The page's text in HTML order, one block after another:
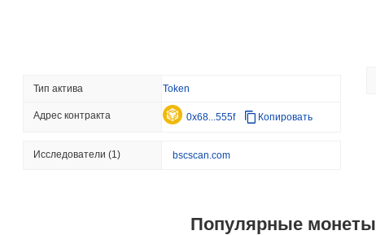
Саудовской Аравии
Тип актива Token
Адрес контракта 0x68...555f Копировать
Исследователи(1) bscscan.com
Популярные монеты